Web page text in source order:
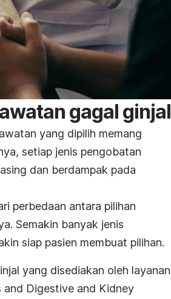
gagal ginjal
yang dipilih memang
setiap jenis pengobatan
dan berdampak pada
perbedaan antara pilihan
Semakin banyak jenis
siap pasien membuat pilihan.
yang disediakan oleh layanan
Digestive and Kidney